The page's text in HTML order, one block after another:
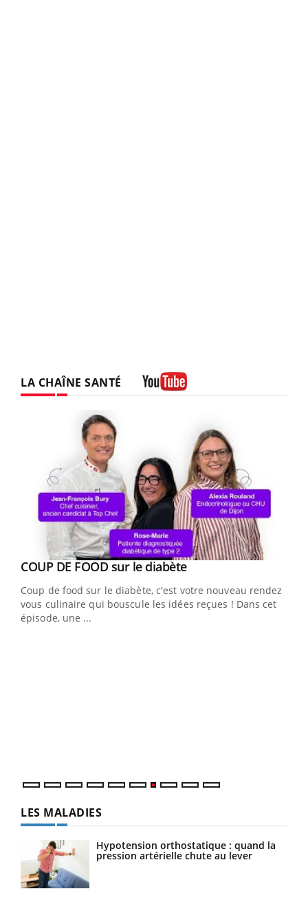
LA CHAÎNE SANTÉ
Youtube
COUP DE FOOD sur le diabèteYoutube
Coup de food sur le diabète, c'est votre nouveau rendez-
vous culinaire qui bouscule les idées reçues ! Dans cet
épisode, une ...
Youtube
Quand l’entreprise mise sur le bien être global
"Les rendez-vous de la santé et de la qualité de vie au
travail" de Pourquoi Docteur reçoivent Régis Blugeon,
DRH et directeur ...
LES MALADIES
Hypotension orthostatique : quand la
pression artérielle chute au lever